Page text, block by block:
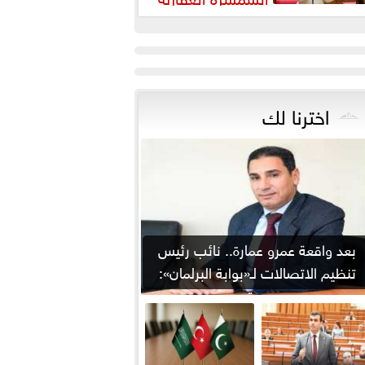
لضبط السوق وحماية
اخترنا لك
بعد واقعة عمرو عمارة.. نائب رئيس
تنظيم الاتصالات لـ«بوابة البرلمان»:
من يوقع...